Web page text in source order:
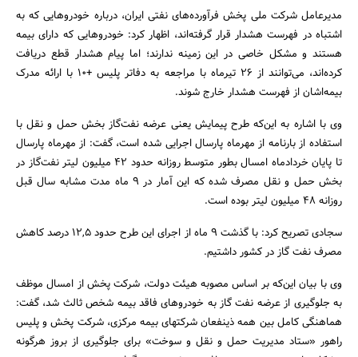
مدیرعامل شرکت ملی پخش فرآورده‌های نفتی ایران، درباره خودروهایی که به
اشتباه در فهرست هشدار قرار گرفته‌اند، اظهار کرد: خودروهایی که دارای بیمه
هستند و مشکل خاصی در این زمینه ندارند؛ اما پیام هشدار قطع دریافت
کرده‌اند، می‌توانند از 26 تیرماه با مراجعه به دفاتر پلیس +10 با ارائه مدرک
بیمه‌اشان از فهرست هشدار خارج شوند.
وی با اشاره به این‌که طرح پیمایش یعنی عرضه نفت‌گاز بخش حمل و نقل با
استفاده از بارنامه از مهرماه پارسال اجرایی شده است، گفت: از مهرماه پارسال
تا پایان خردادماه امسال بطور متوسط روزانه حدود 42 میلیون لیتر نفت‌گاز در
بخش حمل و نقل مصرف شده که این آمار در 9 ماه مدت مشابه سال قبل
روزانه 48 میلیون لیتر بوده است.
سجادی تصریح کرد: با گذشت 9 ماه از اجرای این طرح حدود 12,5 درصد کاهش
مصرف نفت گاز در کشور داشتیم.
وی با بیان این‌که بر اساس مصوبه هیئت دولت، شرکت پخش از امسال موظف
به جلوگیری از عرضه نفت گاز به خودروهای فاقد بیمه شخص ثالث شد، گفت:
هماهنگی کامل بین همه ذینفعان شرکتهای بیمه مرکزی، شرکت پخش و پلیس
راهور «ستاد مدیریت حمل و نقل و سوخت» برای جلوگیری از بروز هرگونه